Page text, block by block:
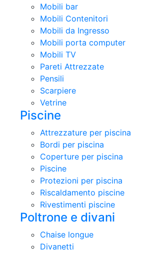
Mobili bar
Mobili Contenitori
Mobili da Ingresso
Mobili porta computer
Mobili TV
Pareti Attrezzate
Pensili
Scarpiere
Vetrine
Piscine
Attrezzature per piscina
Bordi per piscina
Coperture per piscina
Piscine
Protezioni per piscina
Riscaldamento piscine
Rivestimenti piscine
Poltrone e divani
Chaise longue
Divanetti